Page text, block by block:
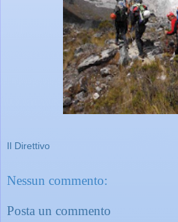
Il Direttivo
Nessun commento:
Posta un commento